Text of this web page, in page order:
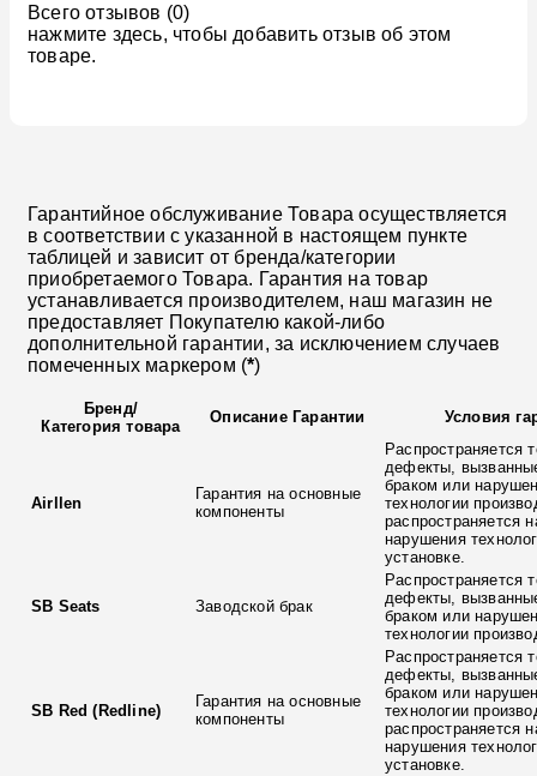
Всего отзывов (0)
нажмите здесь, чтобы добавить отзыв об этом
товаре.
Гарантийное обслуживание Товара осуществляется
в соответствии с указанной в настоящем пункте
таблицей и зависит от бренда/категории
приобретаемого Товара. Гарантия на товар
устанавливается производителем, наш магазин не
предоставляет Покупателю какой-либо
дополнительной гарантии, за исключением случаев
помеченных маркером (*)
Бренд/
Категория товара
Описание Гарантии Условия
Airllen
Гарантия на основные
компоненты
Распространяется
дефекты,
браком или
технологии
распространяется
нарушения
установке.
SB Seats Заводской брак
Распространяется
дефекты,
браком или
технологии
SB Red (Redline)
Гарантия на основные
компоненты
Распространяется
дефекты,
браком или
технологии
распространяется
нарушения
установке.